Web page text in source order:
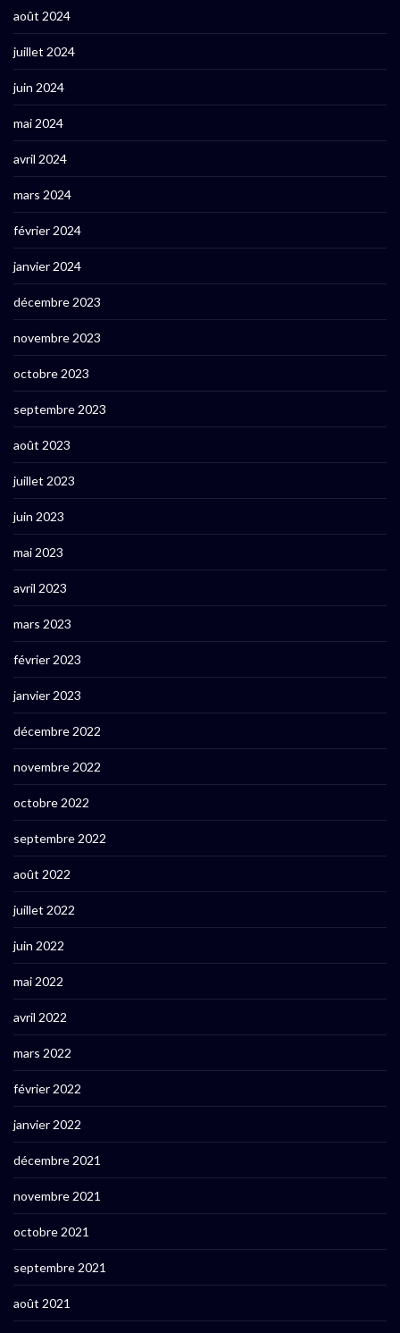
août 2024
juillet 2024
juin 2024
mai 2024
avril 2024
mars 2024
février 2024
janvier 2024
décembre 2023
novembre 2023
octobre 2023
septembre 2023
août 2023
juillet 2023
juin 2023
mai 2023
avril 2023
mars 2023
février 2023
janvier 2023
décembre 2022
novembre 2022
octobre 2022
septembre 2022
août 2022
juillet 2022
juin 2022
mai 2022
avril 2022
mars 2022
février 2022
janvier 2022
décembre 2021
novembre 2021
octobre 2021
septembre 2021
août 2021